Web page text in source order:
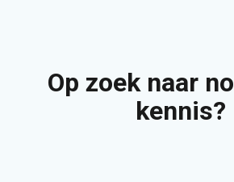
Op zoek naar
kennis?